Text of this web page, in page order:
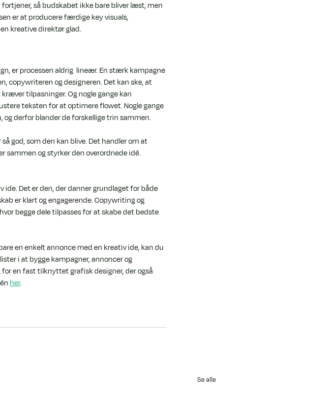
så budskabet ikke bare bliver læst, men
er at producere færdige key visuals,
kreative direktør glad.
er processen aldrig  lineær. En stærk kampagne
copywriteren og designeren. Det kan ske, at
tilpasninger. Og nogle gange kan
teksten for at optimere flowet. Nogle gange
og derfor blander de forskellige trin sammen.
god, som den kan blive. Det handler om at
sammen og styrker den overordnede idé.
Det er den, der danner grundlaget for både
er klart og engagerende. Copywriting og
begge dele tilpasses for at skabe det bedste
en enkelt annonce med en kreativ ide, kan du
i at bygge kampagner, annoncer og
en fast tilknyttet grafisk designer, der også
her.
Se alle